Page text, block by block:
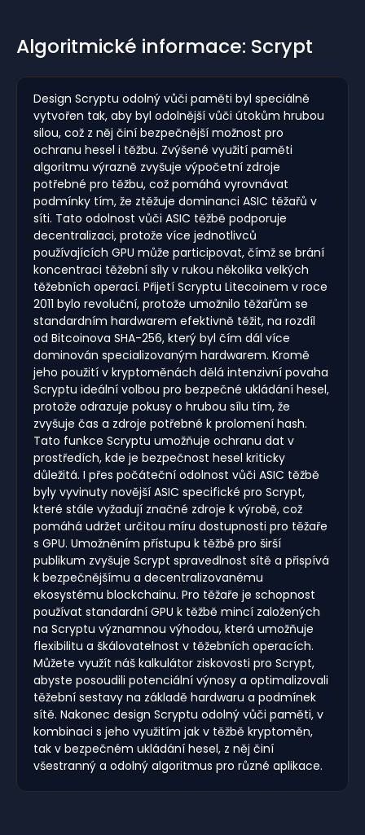
Algoritmické informace: Scrypt
Design Scryptu odolný vůči paměti byl speciálně
vytvořen tak, aby byl odolnější vůči útokům hrubou
silou, což z něj činí bezpečnější možnost pro
ochranu hesel i těžbu. Zvýšené využití paměti
algoritmu výrazně zvyšuje výpočetní zdroje
potřebné pro těžbu, což pomáhá vyrovnávat
podmínky tím, že ztěžuje dominanci ASIC těžařů v
síti. Tato odolnost vůči ASIC těžbě podporuje
decentralizaci, protože více jednotlivců
používajících GPU může participovat, čímž se brání
koncentraci těžební síly v rukou několika velkých
těžebních operací. Přijetí Scryptu Litecoinem v roce
2011 bylo revoluční, protože umožnilo těžařům se
standardním hardwarem efektivně těžit, na rozdíl
od Bitcoinova SHA-256, který byl čím dál více
dominován specializovaným hardwarem. Kromě
jeho použití v kryptoměnách dělá intenzivní povaha
Scryptu ideální volbou pro bezpečné ukládání hesel,
protože odrazuje pokusy o hrubou sílu tím, že
zvyšuje čas a zdroje potřebné k prolomení hash.
Tato funkce Scryptu umožňuje ochranu dat v
prostředích, kde je bezpečnost hesel kriticky
důležitá. I přes počáteční odolnost vůči ASIC těžbě
byly vyvinuty novější ASIC specifické pro Scrypt,
které stále vyžadují značné zdroje k výrobě, což
pomáhá udržet určitou míru dostupnosti pro těžaře
s GPU. Umožněním přístupu k těžbě pro širší
publikum zvyšuje Scrypt spravedlnost sítě a přispívá
k bezpečnějšímu a decentralizovanému
ekosystému blockchainu. Pro těžaře je schopnost
používat standardní GPU k těžbě mincí založených
na Scryptu významnou výhodou, která umožňuje
flexibilitu a škálovatelnost v těžebních operacích.
Můžete využít náš kalkulátor ziskovosti pro Scrypt,
abyste posoudili potenciální výnosy a optimalizovali
těžební sestavy na základě hardwaru a podmínek
sítě. Nakonec design Scryptu odolný vůči paměti, v
kombinaci s jeho využitím jak v těžbě kryptoměn,
tak v bezpečném ukládání hesel, z něj činí
všestranný a odolný algoritmus pro různé aplikace.